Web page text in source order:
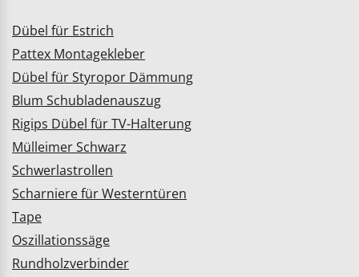
Dübel für Estrich
Pattex Montagekleber
Dübel für Styropor Dämmung
Blum Schubladenauszug
Rigips Dübel für TV-Halterung
Mülleimer Schwarz
Schwerlastrollen
Scharniere für Westerntüren
Tape
Oszillationssäge
Rundholzverbinder